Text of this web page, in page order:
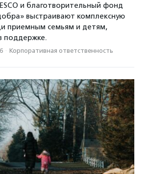
и благотворительный фонд
выстраивают комплексную
приемным семьям и детям,
поддержке.
· Корпоративная ответственность